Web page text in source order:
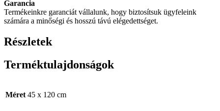
Garancia
Termékeinkre garanciát vállalunk, hogy biztosítsuk ügyfeleink
számára a minőségi és hosszú távú elégedettséget.
Részletek
Terméktulajdonságok
Méret 45 x 120 cm